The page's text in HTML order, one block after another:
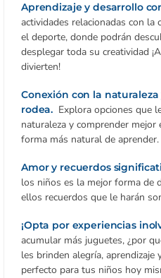
Aprendizaje y desarrollo
actividades relacionadas con la
el deporte, donde podrán
desplegar toda su creatividad
divierten!
Conexión con la
rodea. Explora opciones que
naturaleza y comprender
forma más natural de aprender.
Amor y recuerdos
los niños es la mejor forma de
ellos recuerdos que le harán
¡Opta por experiencias
acumular más juguetes, ¿por
les brinden alegría, aprendizaje
perfecto para tus niños hoy